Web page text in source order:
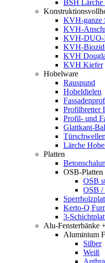
BSH
KVH-ganze
KVH-
KVH-DUO-
KVH-
KVH
KVH Kiefer
Hobelware
Rauspund
Hobeldielen
Profilbretter
Profil- und
Glattkant-
Lärche
Platten
OSB-Platten
OSB
OSB /
Kerto-Q
3-
Alu-Fensterbänke
Aluminium
Silber
Weiß